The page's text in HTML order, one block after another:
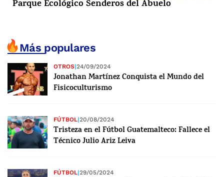
Parque Ecológico Senderos del Abuelo
Más populares
OTROS|24/09/2024
Jonathan Martínez Conquista el Mundo del
Fisicoculturismo
FÚTBOL|20/08/2024
Tristeza en el Fútbol Guatemalteco: Fallece el
Técnico Julio Ariz Leiva
FÚTBOL|29/05/2024